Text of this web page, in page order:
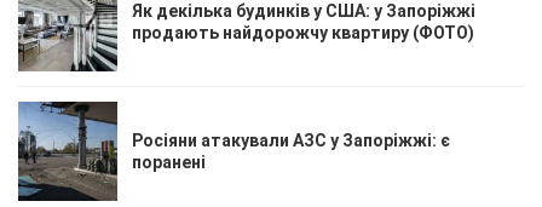
Як декілька будинків у США: у Запоріжжі
продають найдорожчу квартиру (ФОТО)
Росіяни атакували АЗС у Запоріжжі: є
поранені